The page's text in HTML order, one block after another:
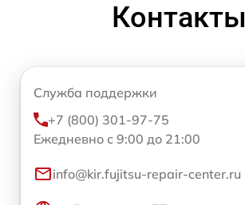
Контакты
Служба поддержки
+7 (800) 301-97-75
Ежедневно с 9:00 до 21:00
info@kir.fujitsu-repair-center.ru